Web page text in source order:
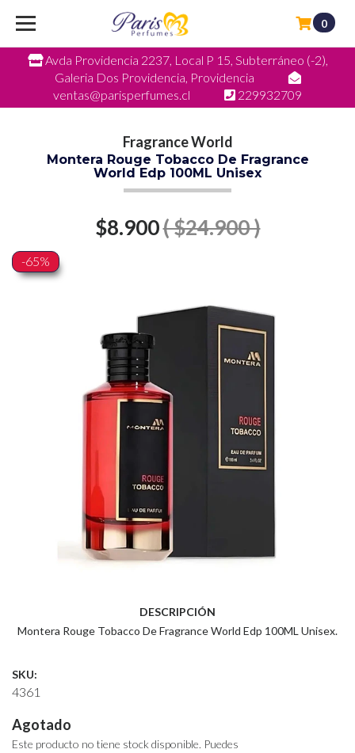
Avda Providencia 2237, Local P 15, Subterráneo (-2),
Galeria Dos Providencia, Providencia
ventas@parisperfumes.cl
229932709
0
Fragrance World
Montera Rouge Tobacco De Fragrance
World Edp 100ML Unisex
$8.900( $24.900 )
-65%
DESCRIPCIÓN
Montera Rouge Tobacco De Fragrance World Edp 100ML Unisex.
SKU:
4361
Agotado
Este producto no tiene stock disponible. Puedes